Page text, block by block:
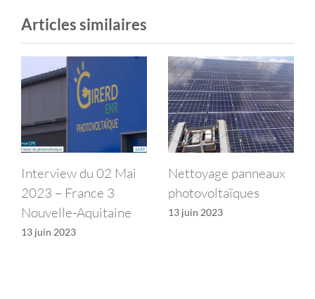
Articles similaires
du 02 Mai
– France 3
Aquitaine
2023
Nettoyage panneaux
photovoltaïques
13 juin 2023
Le